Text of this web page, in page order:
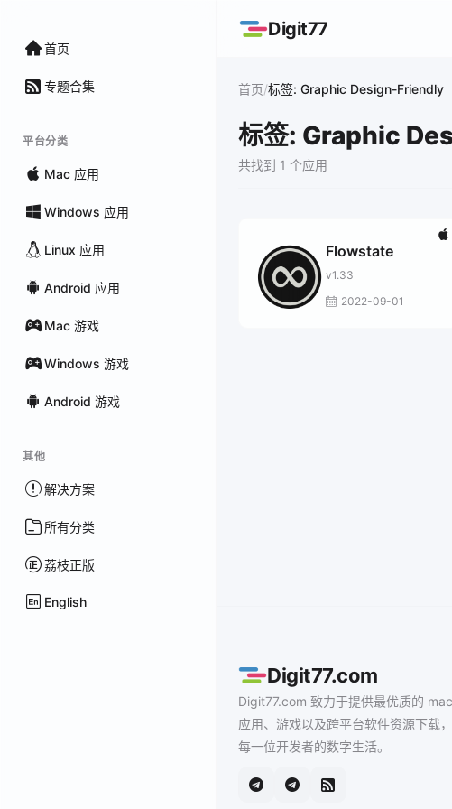
首页
专题合集
平台分类
Mac 应用
Windows 应用
Linux 应用
Android 应用
Mac 游戏
Windows 游戏
Android 游戏
其他
解决方案
所有分类
荔枝正版
English
Digit77
首页/标签: Graphic Design-Friendly
标签: Graphic
共找到 1 个应用
Flowstate
v1.33
2022-09-01
Digit77.com
Digit77.com 致力于提供最优质的
应用、游戏以及跨平台软件资源下载
每一位开发者的数字生活。